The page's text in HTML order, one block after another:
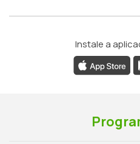
Instale a